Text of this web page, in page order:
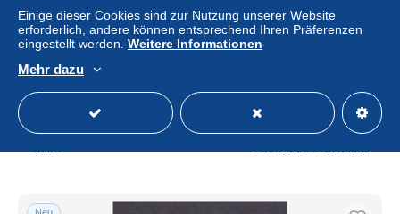
NEWFOUNDLAND CANADA 1868, SG# 35, CV £130,
± 56,46 $
Einige dieser Cookies sind zur Nutzung unserer Website
erforderlich, andere können entsprechend Ihren Präferenzen
eingestellt werden. Weitere Informationen
Mehr dazu